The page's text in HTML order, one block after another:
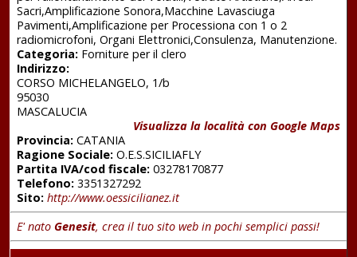
Sacri,Amplificazione Sonora,Macchine Lavasciuga
Pavimenti,Amplificazione per Processiona con 1 o 2
radiomicrofoni, Organi Elettronici,Consulenza, Manutenzione.
Categoria:Forniture per il clero
Indirizzo:
CORSO MICHELANGELO, 1/b
95030
MASCALUCIA
Visualizza la località con Google Maps
Provincia:CATANIA
Ragione Sociale:O.E.S.SICILIAFLY
Partita IVA/cod fiscale:03278170877
Telefono:3351327292
Sito: http://www.oessicilianez.it
E' nato Genesit, crea il tuo sito web in pochi semplici passi!